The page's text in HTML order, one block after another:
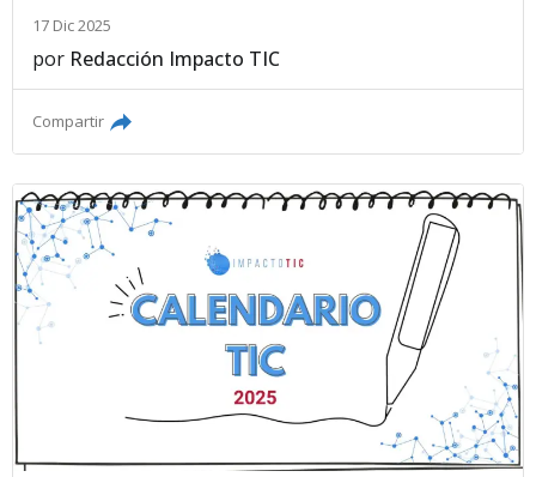
17 Dic 2025
por Redacción Impacto TIC
Compartir